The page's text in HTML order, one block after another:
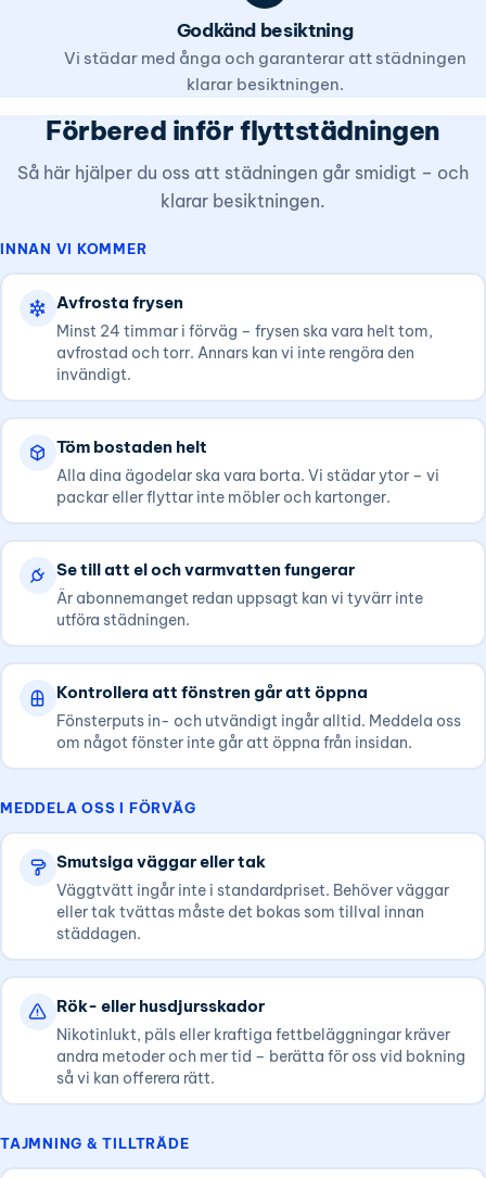
Godkänd besiktning
Vi städar med ånga och garanterar att städningen
klarar besiktningen.
Förbered inför flyttstädningen
Så här hjälper du oss att städningen går smidigt – och
klarar besiktningen.
INNAN VI KOMMER
Avfrosta frysen
Minst 24 timmar i förväg – frysen ska vara helt tom,
avfrostad och torr. Annars kan vi inte rengöra den
invändigt.
Töm bostaden helt
Alla dina ägodelar ska vara borta. Vi städar ytor – vi
packar eller flyttar inte möbler och kartonger.
Se till att el och varmvatten fungerar
Är abonnemanget redan uppsagt kan vi tyvärr inte
utföra städningen.
Kontrollera att fönstren går att öppna
Fönsterputs in- och utvändigt ingår alltid. Meddela oss
om något fönster inte går att öppna från insidan.
MEDDELA OSS I FÖRVÄG
Smutsiga väggar eller tak
Väggtvätt ingår inte i standardpriset. Behöver väggar
eller tak tvättas måste det bokas som tillval innan
städdagen.
Rök- eller husdjursskador
Nikotinlukt, päls eller kraftiga fettbeläggningar kräver
andra metoder och mer tid – berätta för oss vid bokning
så vi kan offerera rätt.
TAJMNING & TILLTRÄDE